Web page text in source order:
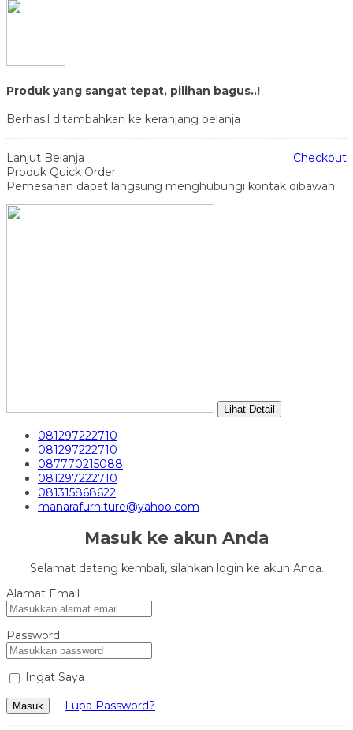
Produk yang sangat tepat, pilihan bagus..!
Berhasil ditambahkan ke keranjang belanja
Lanjut Belanja
Checkout
Produk Quick Order
Pemesanan dapat langsung menghubungi kontak dibawah:
Lihat Detail
081297222710
081297222710
087770215088
081297222710
081315868622
manarafurniture@yahoo.com
Masuk ke akun Anda
Selamat datang kembali, silahkan login ke akun Anda.
Alamat Email
Password
Ingat Saya
Masuk Lupa Password?